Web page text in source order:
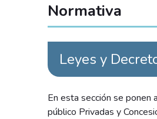
Normativa
Leyes y
En esta sección se ponen
público Privadas y